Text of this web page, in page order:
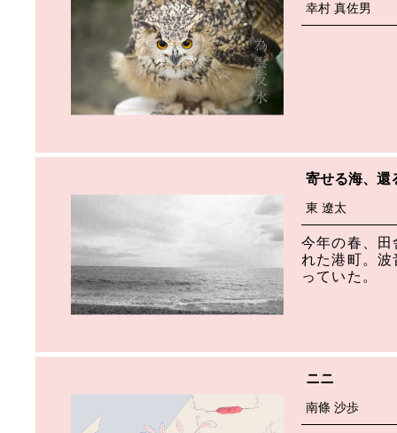
幸村 真佐男
寄せる海、還
東 遼太
今年の春、
れた港町。
っていた。
ニニ
南條 沙歩